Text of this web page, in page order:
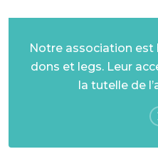
Notre association est
dons et legs. Leur
la tutelle de